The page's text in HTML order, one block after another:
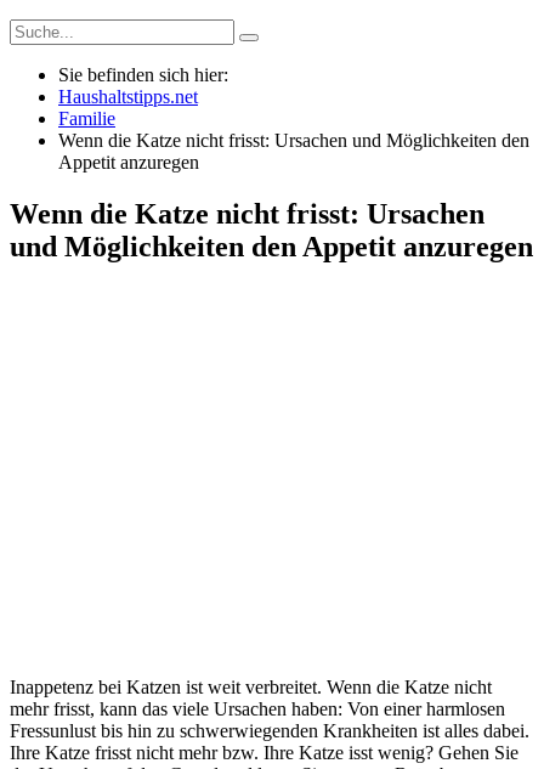
Sie befinden sich hier:
Haushaltstipps.net
Familie
Wenn die Katze nicht frisst: Ursachen und Möglichkeiten den
Appetit anzuregen
Wenn die Katze nicht frisst: Ursachen
und Möglichkeiten den Appetit anzuregen
Inappetenz bei Katzen ist weit verbreitet. Wenn die Katze nicht
mehr frisst, kann das viele Ursachen haben: Von einer harmlosen
Fressunlust bis hin zu schwerwiegenden Krankheiten ist alles dabei.
Ihre Katze frisst nicht mehr bzw. Ihre Katze isst wenig? Gehen Sie